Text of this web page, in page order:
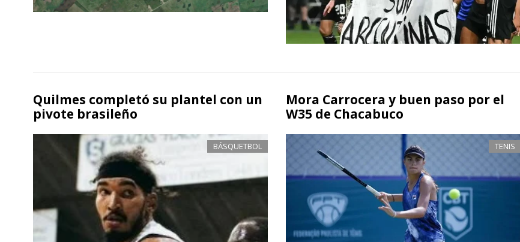
Quilmes completó su plantel con un
pivote brasileño
BÁSQUETBOL
Mora Carrocera y buen paso por el
W35 de Chacabuco
TENIS